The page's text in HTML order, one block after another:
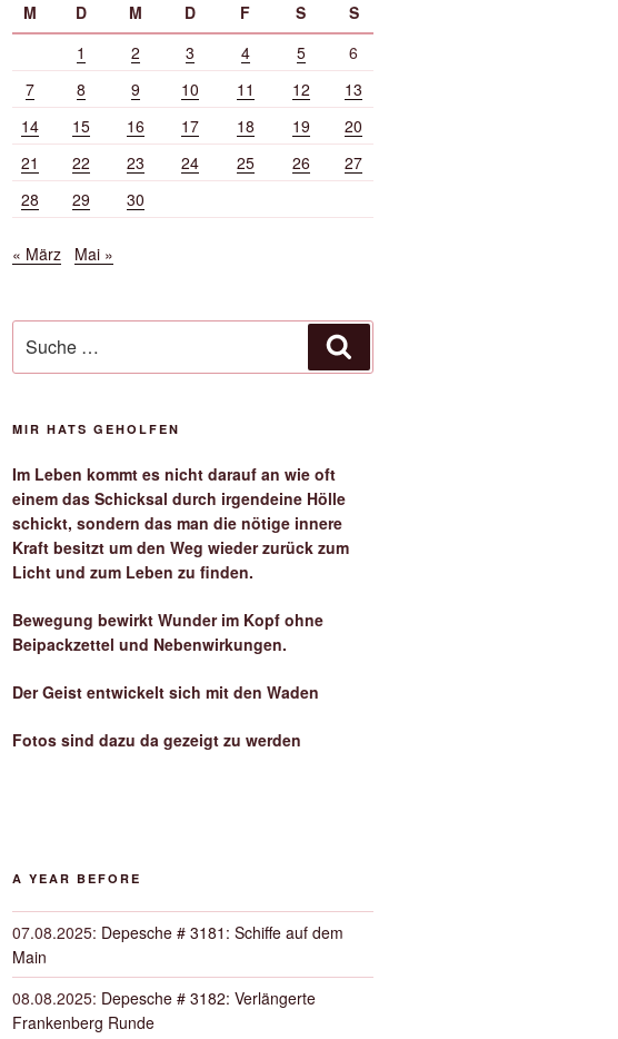
M
D M D F S
S
1
2 3 4 5
6
7
8 9 10 11 12
13
14
15 16 17 18 19
20
21
22 23 24 25 26
27
28
29 30
« März Mai »
nach:
MIR HATS GEHOLFEN
Im Leben kommt es nicht darauf an wie oft
einem das Schicksal durch irgendeine Hölle
schickt, sondern das man die nötige innere
Kraft besitzt um den Weg wieder zurück zum
Licht und zum Leben zu finden.
Bewegung bewirkt Wunder im Kopf ohne
Beipackzettel und Nebenwirkungen.
Der Geist entwickelt sich mit den Waden
Fotos sind dazu da gezeigt zu werden
A YEAR BEFORE
07.08.2025: Depesche # 3181: Schiffe auf dem
Main
08.08.2025: Depesche # 3182: Verlängerte
Frankenberg Runde